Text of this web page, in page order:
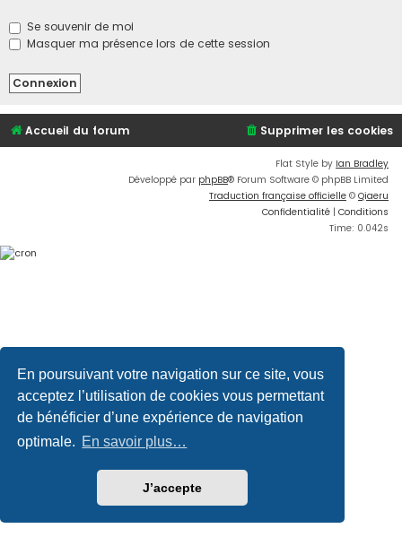
En poursuivant votre navigation sur ce site, vous
acceptez l’utilisation de cookies vous permettant
de bénéficier d’une expérience de navigation
optimale. En savoir plus…
J’accepte
Se souvenir de moi
Masquer ma présence lors de cette session
Accueil du forum Supprimer les cookies
Flat Style by Ian Bradley
Développé par phpBB® Forum Software © phpBB Limited
Traduction française officielle © Qiaeru
Confidentialité | Conditions
Time: 0.042s